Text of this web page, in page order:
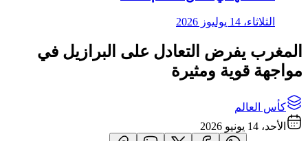
الثلاثاء، 14 يوليوز 2026
المغرب يفرض التعادل على البرازيل في
مواجهة قوية ومثيرة
كأس العالم
الأحد، 14 يونيو 2026